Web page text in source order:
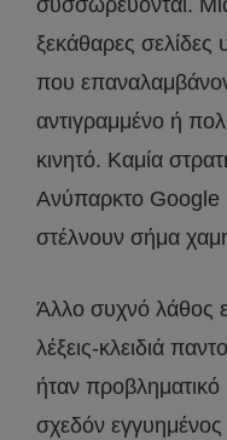
συσσωρεύονται.
ξεκάθαρες σελίδες
που
αντιγραμμένο ή
κινητό. Καμία
Ανύπαρκτο Google
στέλνουν σήμα
Άλλο συχνό λάθος
λέξεις-κλειδιά
ήταν προβληματικό
σχεδόν